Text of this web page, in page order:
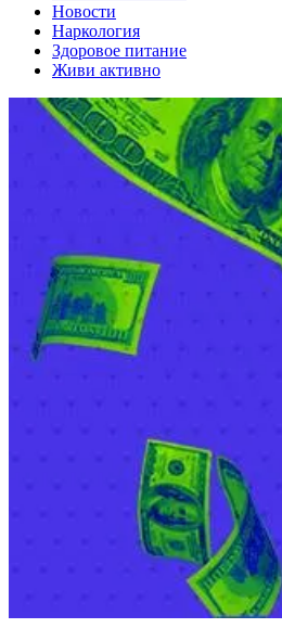
Новости
Наркология
Здоровое питание
Живи активно